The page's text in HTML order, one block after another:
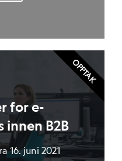
for e-
innen B2B
16. juni 2021
OPPTAK